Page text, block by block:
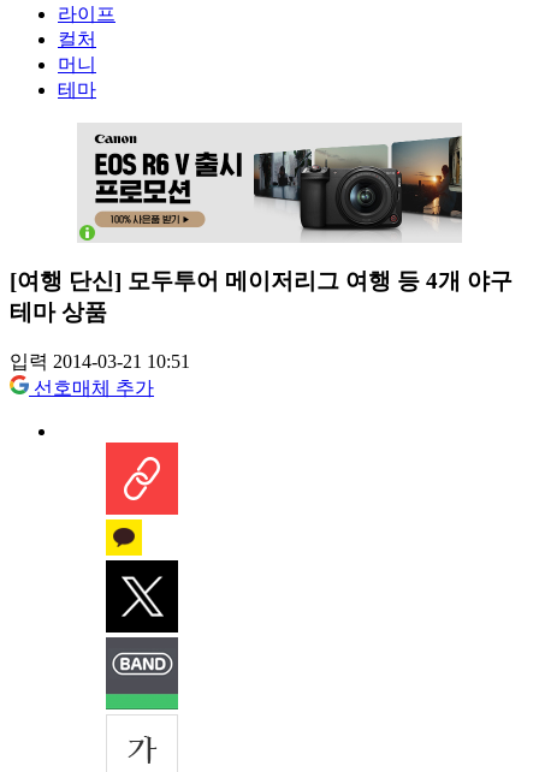
라이프
컬처
머니
테마
[여행 단신] 모두투어 메이저리그 여행 등 4개 야구
테마 상품
입력 2014-03-21 10:51
선호매체 추가